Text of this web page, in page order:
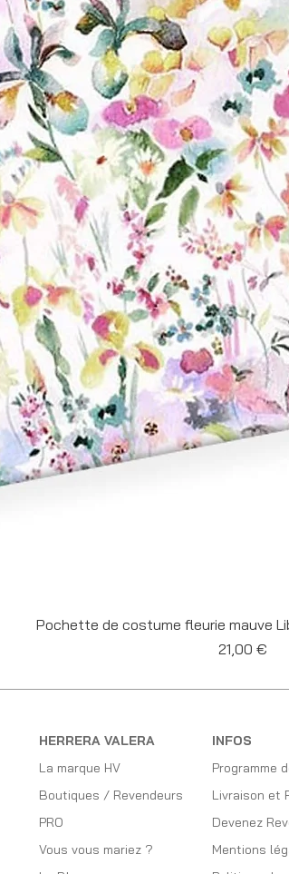
Aperçu rapide
Pochette de costume fleurie mauve
Prix
21,00 €
HERRERA VALERA
La marque HV
Boutiques / Revendeurs
PRO
Vous vous mariez ?
INFOS
Programme
Livraison et
Devenez
Mentions